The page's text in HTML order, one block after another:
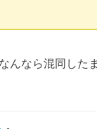
んなら混同した